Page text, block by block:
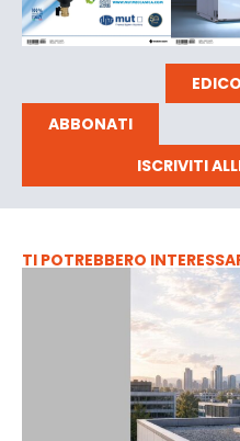
ABBONATI
ISCRIVITI
TI POTREBBERO